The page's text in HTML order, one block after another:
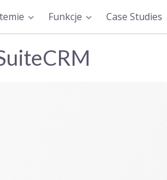
Funkcje Case Studies